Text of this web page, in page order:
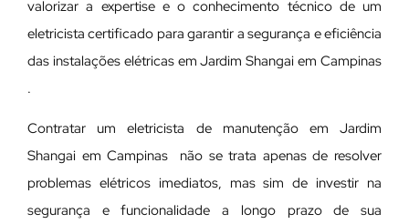
valorizar a expertise e o conhecimento técnico de um
eletricista certificado para garantir a segurança e eficiência
das instalações elétricas em Jardim Shangai em Campinas
.
Contratar um eletricista de manutenção em Jardim
Shangai em Campinas não se trata apenas de resolver
problemas elétricos imediatos, mas sim de investir na
segurança e funcionalidade a longo prazo de sua